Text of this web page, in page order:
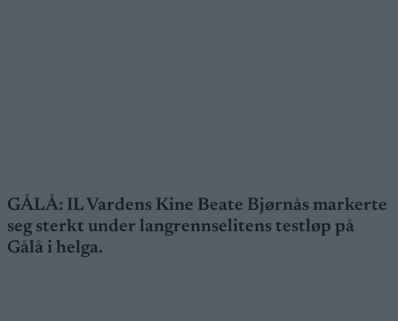
GÅLÅ: IL Vardens Kine Beate Bjørnås markerte
seg sterkt under langrennselitens testløp på
Gålå i helga.